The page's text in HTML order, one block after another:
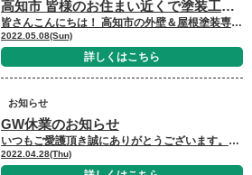
高知市 皆様のお住まい近くで塗装工事中です！
皆さんこんにちは！ 高知市の外壁＆屋根塗装専門店キタペンショールーム営業、市川です。 沖縄がはやくも梅雨入りしたようですね。年々はやくなっているように感じます。 今後着工予定の施主様におかれましては、天気の様子で工事の進みに影響がでるかと思われます。 ご理解、ご協力のほど宜しくお願い申し上げます。 ちょうど昨年の今頃にアパートの塗装工事を行っていました。 その施工と、完成をご覧になった方から１件の住宅塗装と２件のアパート塗装工事のご依頼をいただきました。 ありがとうございます！！ どちらも今週から施工予定になります。お客様の期待の上をいけるように職人、営業一同努めて参ります。 お近くでこの看板が見えたら北村塗装店が工事中です。 塗装工事を検討中のお客様がいましたならお気軽にお問合せくださいませ。 高知で塗装、防水、雨漏りのことなら、創業100年の外壁塗装！地域密着No.1の北村塗装店におまかせ下さい。 外壁塗装&屋根塗装をご検討中の方はまず、無料見積のお申し込みをお待ちしております↓↓↓ お問い合わせ・お見積依頼はこちら お家の塗装でお悩みの方は、ショールームにご来店で塗料の原材料をチェックしませんか？↓↓↓ ショールームご来店予約はこちら！WEB予約限定QUOカードプレゼント☆ 施工後のイメージを知りたい方は、他のお客様の施工事例をぜひご覧ください↓↓↓ キタペンの施工事例はこちら！随時更新中☆ 外壁塗装・屋根塗装の料金を知りたい方へ↓↓↓ 塗装商品メニューはこちら！新商品更新中☆ キタペンで施工された大切なお客様の声↓↓↓ 北村塗装店のお客様の声一覧
2022.05.08(Sun)
詳しくはこちら
GW休業のお知らせ
いつもご愛護頂き誠にありがとうございます。大変勝手ながら、当店のGW休業につきまして次の通りご案内申し上げます。 2022年5月2日（月）～2022年5月5日（木）5月6日（金）より通常営業致します。 高知市の外壁塗装専門店キタペンショールームの事務、間城です。 ここの所お天気が悪い日が続き、洗濯物が乾きにくくて辛いですね。 せっかくの連休もあまりお天気が良くないようで・・・。 そんな鬱々した毎日ですが、一昨年いただいた胡蝶蘭がまた花を咲かせてくれました
2022.04.28(Thu)
お知らせ